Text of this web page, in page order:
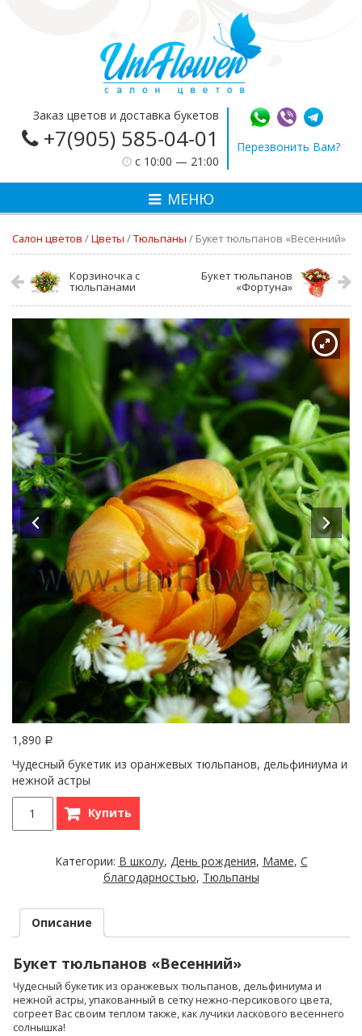
Заказ цветов и доставка букетов
+7(905) 585-04-01
c 10:00 — 21:00
Перезвонить Вам?
МЕНЮ
Салон цветов /Цветы /Тюльпаны / Букет тюльпанов «Весенний»
Корзиночка с
тюльпанами
Букет тюльпанов
«Фортуна»
1,890 Р
Чудесный букетик из оранжевых тюльпанов, дельфиниума и
нежной астры
Купить
Категории: В школу, День рождения, Маме, С
благодарностью, Тюльпаны
Описание
Букет тюльпанов «Весенний»
Чудесный букетик из оранжевых тюльпанов, дельфиниума и
нежной астры, упакованный в сетку нежно-персикового цвета,
согреет Вас своим теплом также, как лучики ласкового весеннего
солнышка!